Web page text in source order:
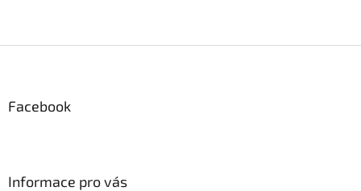
Facebook
Informace pro vás